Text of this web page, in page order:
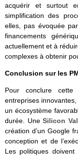
acquérir et surtout
simplification des
elles, pas évoquée
financements
actuellement et à
complexes à obtenir
Conclusion sur les
Pour conclure cette
entreprises
un écosystème
durée. UneSilicon
création d’un Google
conception et de
Les politiques